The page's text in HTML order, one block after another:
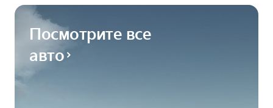
Посмотрите все
авто